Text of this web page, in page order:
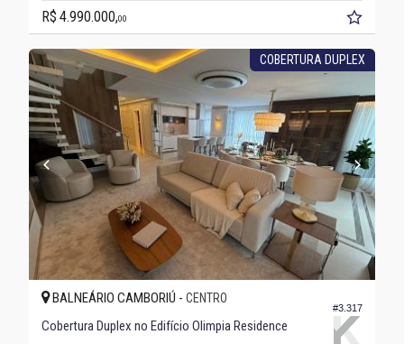
R$ 4.990.000,00
COBERTURA DUPLEX
#3.317
BALNEÁRIO CAMBORIÚ - CENTRO
Cobertura Duplex no Edifício Olimpia Residence